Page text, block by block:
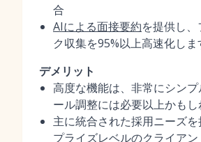
合
AIによる面接要約を提供し
ク収集を95%以上高速化しま
デメリット
高度な機能は、非常にシン
ール調整には必要以上かも
主に統合された採用ニーズ
プライズレベルのクライア